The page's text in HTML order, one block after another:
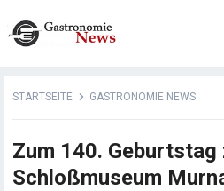
STARTSEITE GASTRONOMIE NEWS
Zum 140.
Schloßmuseum